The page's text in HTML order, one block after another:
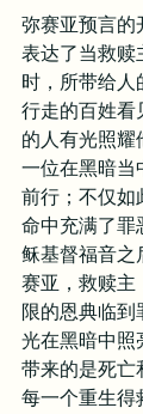
弥赛亚预言的
表达了当救赎
时，所带给人
行走的百姓看
的人有光照耀
一位在黑暗当
前行；不仅如
命中充满了罪
稣基督福音之
赛亚，救赎主
限的恩典临到
光在黑暗中照
带来的是死亡
每一个重生得